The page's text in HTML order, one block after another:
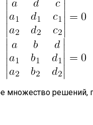
множество решений,